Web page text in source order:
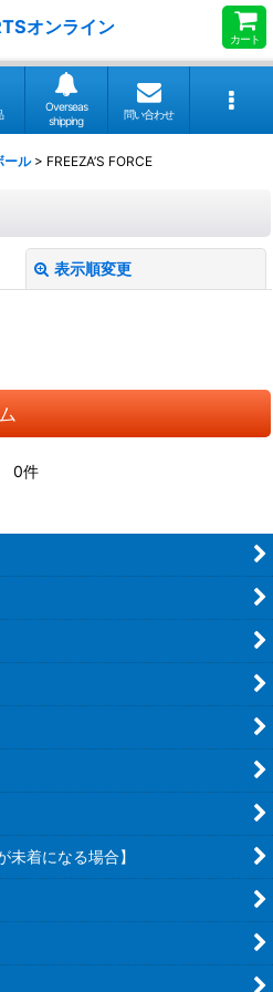
オンライン
カート
Overseas
shipping
問い合わせ
ール > FREEZA’S FORCE
表示順変更
0件
未着になる場合】